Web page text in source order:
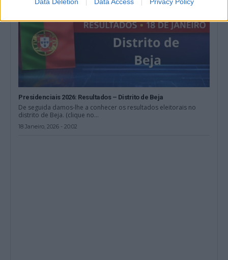
Presidenciais 2026: Resultados – Distrito de Beja
De seguida damos-lhe a conhecer os resultados eleitorais no
distrito de Beja. (clique no...
18 Janeiro, 2026 - 20:02